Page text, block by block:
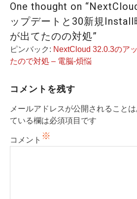
ョ
ン
One thought on
ップデートと30新規Install
が出てたのの対処”
ピンバック: NextCloud 32.0.3のア
たので対処 – 電脳-煩悩
コメントを残す
メールアドレスが公開されることは
ている欄は必須項目です
コメント ※